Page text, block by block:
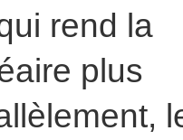
rend la
plus